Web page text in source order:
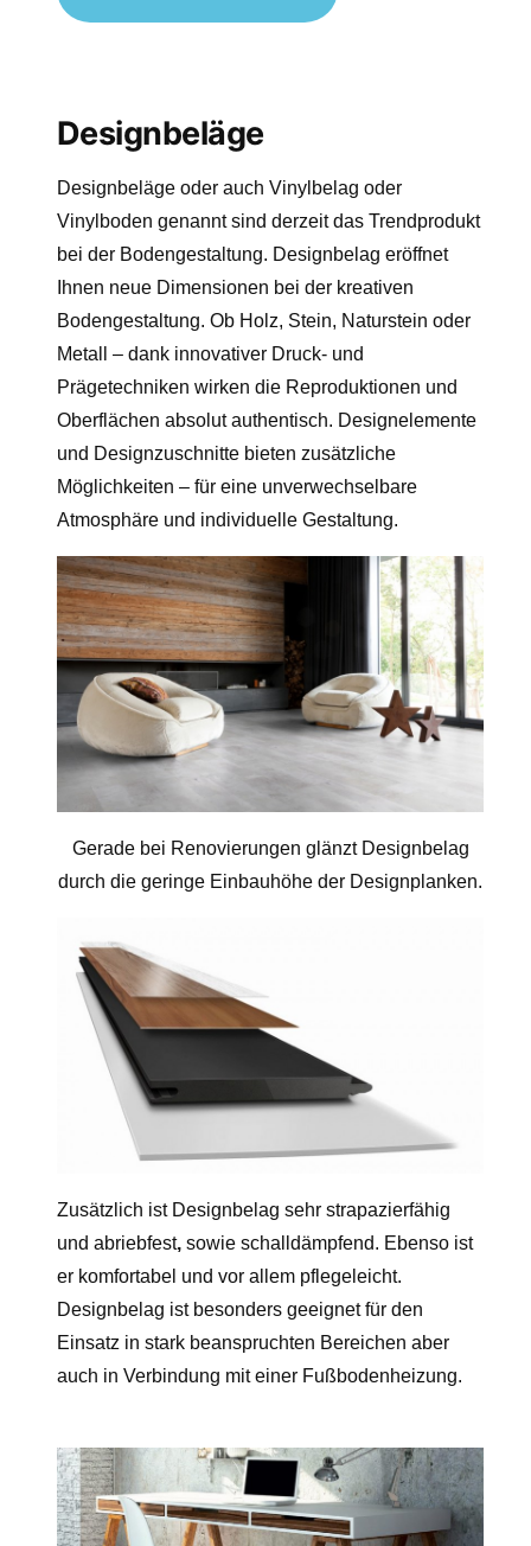
Designbeläge
Designbeläge oder auch Vinylbelag oder
Vinylboden genannt sind derzeit das Trendprodukt
bei der Bodengestaltung. Designbelag eröffnet
Ihnen neue Dimensionen bei der kreativen
Bodengestaltung. Ob Holz, Stein, Naturstein oder
Metall – dank innovativer Druck- und
Prägetechniken wirken die Reproduktionen und
Oberflächen absolut authentisch. Designelemente
und Designzuschnitte bieten zusätzliche
Möglichkeiten – für eine unverwechselbare
Atmosphäre und individuelle Gestaltung.
Gerade bei Renovierungen glänzt Designbelag
durch die geringe Einbauhöhe der Designplanken.
Zusätzlich ist Designbelag sehr strapazierfähig
und abriebfest, sowie schalldämpfend. Ebenso ist
er komfortabel und vor allem pflegeleicht.
Designbelag ist besonders geeignet für den
Einsatz in stark beanspruchten Bereichen aber
auch in Verbindung mit einer Fußbodenheizung.